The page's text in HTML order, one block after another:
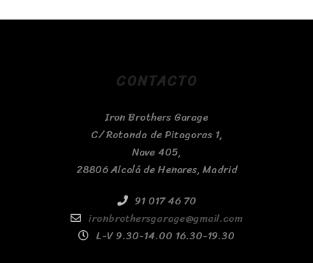
CONTACTO
Iron Brothers Garage
C/ Rotonda de Pitagoras 1,
Nave 405,
28806 Alcalá de Henares, Madrid
91 017 46 70
ironbrothersgarage@gmail.com
L-V 9.30-14.00 16.30-19.30